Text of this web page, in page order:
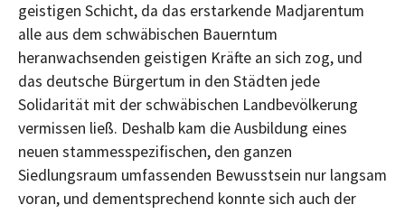
geistigen Schicht, da das erstarkende Madjarentum
alle aus dem schwäbischen Bauerntum
heranwachsenden geistigen Kräfte an sich zog, und
das deutsche Bürgertum in den Städten jede
Solidarität mit der schwäbischen Landbevölkerung
vermissen ließ. Deshalb kam die Ausbildung eines
neuen stammesspezifischen, den ganzen
Siedlungsraum umfassenden Bewusstsein nur langsam
voran, und dementsprechend konnte sich auch der